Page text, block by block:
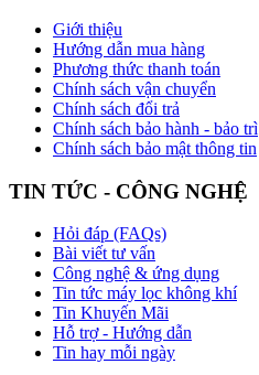
Giới thiệu
Hướng dẫn mua hàng
Phương thức thanh toán
Chính sách vận chuyển
Chính sách đổi trả
Chính sách bảo hành - bảo trì
Chính sách bảo mật thông tin
TIN TỨC - CÔNG NGHỆ
Hỏi đáp (FAQs)
Bài viết tư vấn
Công nghệ & ứng dụng
Tin tức máy lọc không khí
Tin Khuyến Mãi
Hỗ trợ - Hướng dẫn
Tin hay mỗi ngày